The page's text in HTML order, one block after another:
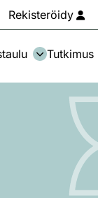
Rekisteröidy
Tutkimus